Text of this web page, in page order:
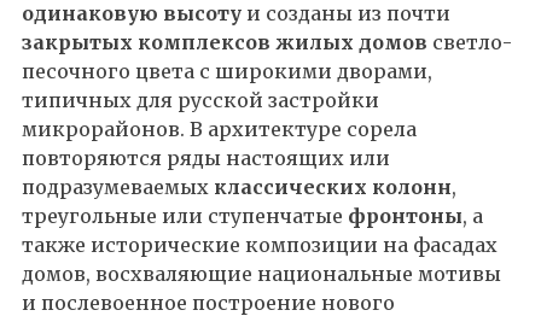
одинаковую высоту и созданы из почти
закрытых комплексов жилых домов светло-
песочного цвета с широкими дворами,
типичных для русской застройки
микрорайонов. В архитектуре сорела
повторяются ряды настоящих или
подразумеваемых классических колонн,
треугольные или ступенчатые фронтоны, а
также исторические композиции на фасадах
домов, восхваляющие национальные мотивы
и послевоенное построение нового